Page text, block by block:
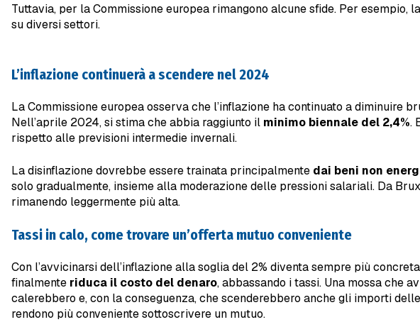
Tuttavia, per la Commissione europea rimangono alcune sfide. Per
su diversi settori.
L’inflazione continuerà a scendere nel 2024
La Commissione europea osserva che l’inflazione ha continuato a diminuire
Nell’aprile 2024, si stima che abbia raggiunto il minimo biennale del 2,4%.
rispetto alle previsioni intermedie invernali.
La disinflazione dovrebbe essere trainata principalmente dai beni non
solo gradualmente, insieme alla moderazione delle pressioni salariali. Da
rimanendo leggermente più alta.
Tassi in calo, come trovare un’offerta mutuo conveniente
Con l’avvicinarsi dell’inflazione alla soglia del 2% diventa sempre più
finalmente riduca il costo del denaro, abbassando i tassi. Una mossa che
calerebbero e, con la conseguenza, che scenderebbero anche gli importi
rendono più conveniente sottoscrivere un mutuo.